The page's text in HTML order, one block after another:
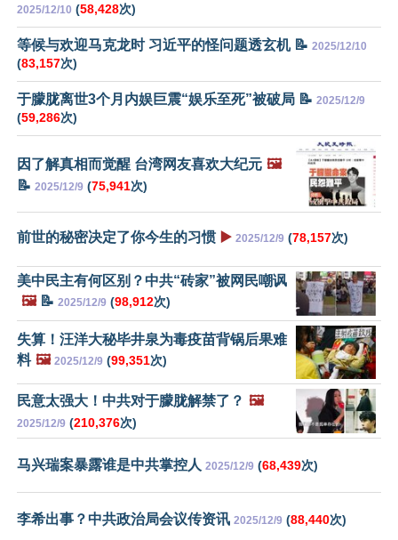
2025/12/10 (58,428次)
等候与欢迎马克龙时 习近平的怪问题透玄机 📝 2025/12/10
(83,157次)
于朦胧离世3个月内娱巨震“娱乐至死”被破局 📝 2025/12/9
(59,286次)
因了解真相而觉醒 台湾网友喜欢大纪元 🖼️
📝 2025/12/9 (75,941次)
前世的秘密决定了你今生的习惯 ▶️ 2025/12/9 (78,157次)
美中民主有何区别？中共“砖家”被网民嘲讽
🖼️📝 2025/12/9 (98,912次)
失算！汪洋大秘毕井泉为毒疫苗背锅后果难
料 🖼️ 2025/12/9 (99,351次)
民意太强大！中共对于朦胧解禁了？ 🖼️
2025/12/9 (210,376次)
马兴瑞案暴露谁是中共掌控人 2025/12/9 (68,439次)
李希出事？中共政治局会议传资讯 2025/12/9 (88,440次)